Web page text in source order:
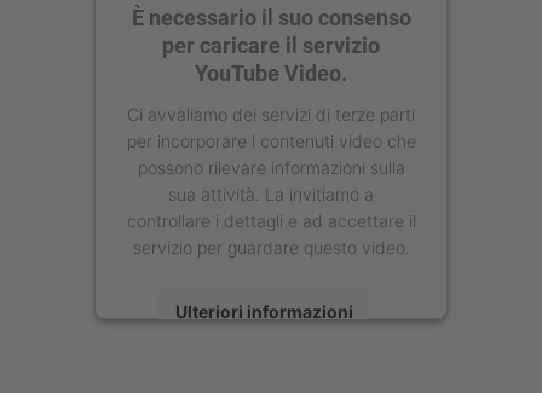
È necessario il suo consenso
per caricare il servizio
YouTube Video.
Ci avvaliamo dei servizi di terze parti
per incorporare i contenuti video che
possono rilevare informazioni sulla
sua attività. La invitiamo a
controllare i dettagli e ad accettare il
servizio per guardare questo video.
Ulteriori informazioni